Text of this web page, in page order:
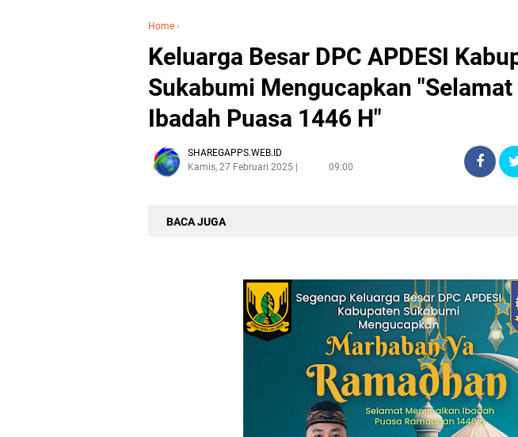
Home ›
Keluarga Besar DPC APDESI
Sukabumi Mengucapkan
Ibadah Puasa 1446 H"
SHAREGAPPS.WEB.ID
Kamis, 27 Februari 2025
09:00
BACA JUGA